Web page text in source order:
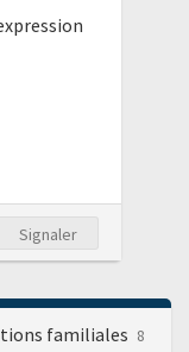
Signaler
familiales 8